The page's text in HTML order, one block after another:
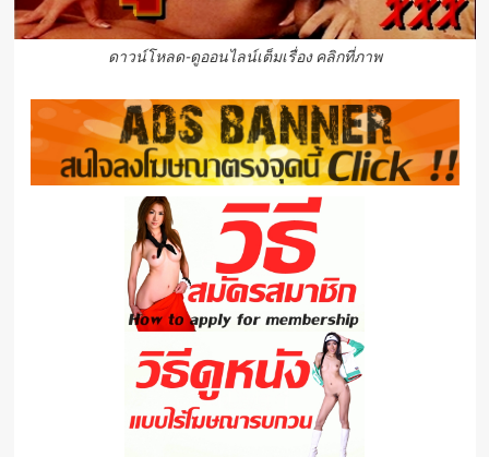
ดาวน์โหลด-ดูออนไลน์เต็มเรื่อง คลิกที่ภาพ